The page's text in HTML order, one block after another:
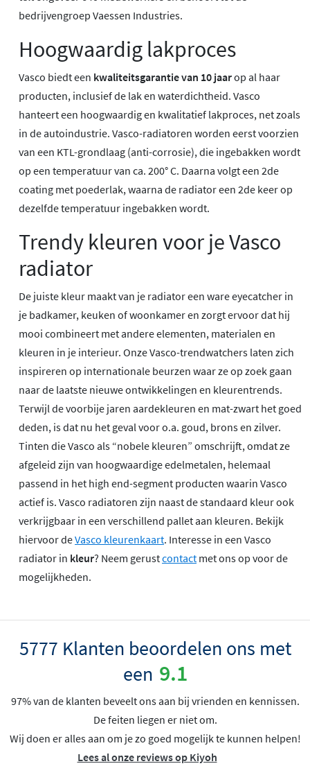
bedrijvengroep Vaessen Industries.
Hoogwaardig lakproces
Vasco biedt een kwaliteitsgarantie van 10 jaarop al haar
producten, inclusief de lak en waterdichtheid. Vasco
hanteert een hoogwaardig en kwalitatief lakproces, net zoals
in de autoindustrie. Vasco-radiatoren worden eerst voorzien
van een KTL-grondlaag (anti-corrosie), die ingebakken wordt
op een temperatuur van ca. 200° C. Daarna volgt een 2de
coating met poederlak, waarna de radiator een 2de keer op
dezelfde temperatuur ingebakken wordt.
Trendy kleuren voor je Vasco
radiator
De juiste kleur maakt van je radiator een ware eyecatcher in
je badkamer, keuken of woonkamer en zorgt ervoor dat hij
mooi combineert met andere elementen, materialen en
kleuren in je interieur. Onze Vasco-trendwatchers laten zich
inspireren op internationale beurzen waar ze op zoek gaan
naar de laatste nieuwe ontwikkelingen en kleurentrends.
Terwijl de voorbije jaren aardekleuren en mat-zwart het goed
deden, is dat nu het geval voor o.a. goud, brons en zilver.
Tinten die Vasco als “nobele kleuren” omschrijft, omdat ze
afgeleid zijn van hoogwaardige edelmetalen, helemaal
passend in het high end-segment producten waarin Vasco
actief is. Vasco radiatoren zijn naast de standaard kleur ook
verkrijgbaar in een verschillend pallet aan kleuren. Bekijk
hiervoor deVasco kleurenkaart. Interesse in een Vasco
radiator in kleur? Neem gerustcontact met ons op voor de
mogelijkheden.
5777 Klanten beoordelen ons met
een 9.1
97% van de klanten beveelt ons aan bij vrienden en kennissen.
De feiten liegen er niet om.
Wij doen er alles aan om je zo goed mogelijk te kunnen helpen!
Lees al onze reviews op Kiyoh